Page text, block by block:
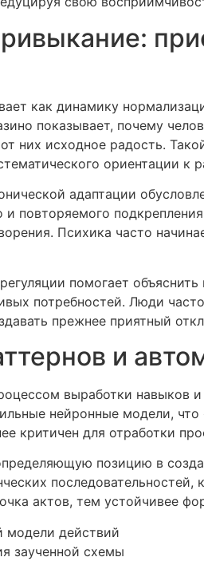
как динамику
показывает, почему
них исходное радость.
ориентации к
адаптации
повторяемого
Психика часто
помогает
потребностей. Люди
прежнее приятный
и
выработки навыков
нейронные модели,
критичен для отработки
позицию в
актов, тем устойчивее
модели действий
заученной схемы